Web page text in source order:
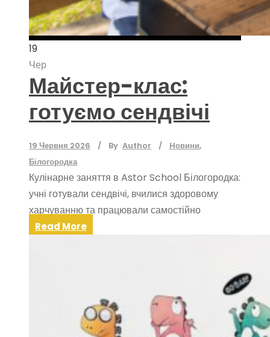
19
Чер
Майстер-клас:
готуємо сендвічі
19 Червня 2026 By Author Hовини,
Білогородка
Кулінарне заняття в Astor School Білогородка:
учні готували сендвічі, вчилися здоровому
харчуванню та працювали самостійно
Read More